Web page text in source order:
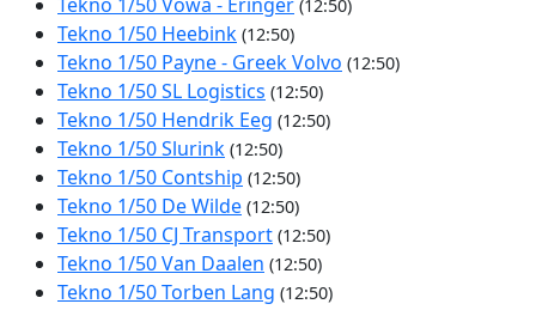
(12:50)
Tekno 1/50 Heebink (12:50)
Tekno 1/50 Payne - Greek Volvo (12:50)
Tekno 1/50 SL Logistics (12:50)
Tekno 1/50 Hendrik Eeg (12:50)
Tekno 1/50 Slurink (12:50)
Tekno 1/50 Contship (12:50)
Tekno 1/50 De Wilde (12:50)
Tekno 1/50 CJ Transport (12:50)
Tekno 1/50 Van Daalen (12:50)
Tekno 1/50 Torben Lang (12:50)